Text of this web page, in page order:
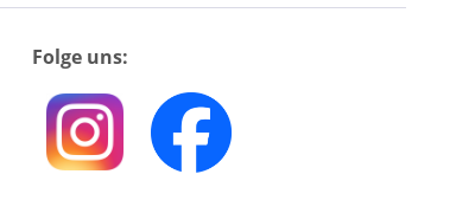
Folge uns: